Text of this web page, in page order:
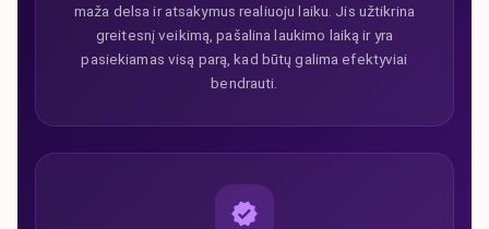
maža delsa ir atsakymus realiuoju laiku. Jis užtikrina
greitesnį veikimą, pašalina laukimo laiką ir yra
pasiekiamas visą parą, kad būtų galima efektyviai
bendrauti.